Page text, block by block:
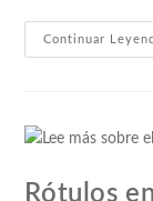
Continuar
Rótulos